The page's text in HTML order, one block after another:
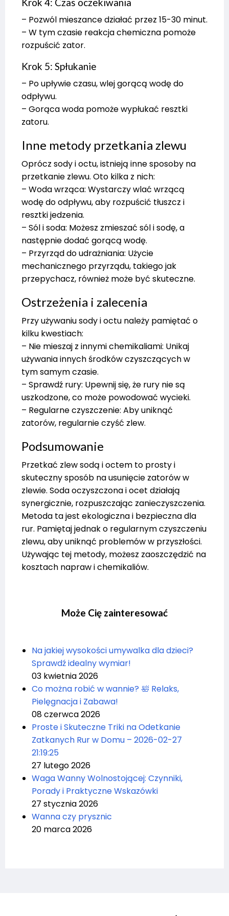
– Pozwól mieszance działać przez 15-30 minut.
– W tym czasie reakcja chemiczna pomoże
rozpuścić zator.
Krok 5: Spłukanie
– Po upływie czasu, wlej gorącą wodę do
odpływu.
– Gorąca woda pomoże wypłukać resztki
zatoru.
Inne metody przetkania zlewu
Oprócz sody i octu, istnieją inne sposoby na
przetkanie zlewu. Oto kilka z nich:
– Woda wrząca: Wystarczy wlać wrzącą
wodę do odpływu, aby rozpuścić tłuszcz i
resztki jedzenia.
– Sól i soda: Możesz zmieszać sól i sodę, a
następnie dodać gorącą wodę.
– Przyrząd do udrażniania: Użycie
mechanicznego przyrządu, takiego jak
przepychacz, również może być skuteczne.
Ostrzeżenia i zalecenia
Przy używaniu sody i octu należy pamiętać o
kilku kwestiach:
– Nie mieszaj z innymi chemikaliami: Unikaj
używania innych środków czyszczących w
tym samym czasie.
– Sprawdź rury: Upewnij się, że rury nie są
uszkodzone, co może powodować wycieki.
– Regularne czyszczenie: Aby uniknąć
zatorów, regularnie czyść zlew.
Podsumowanie
Przetkać zlew sodą i octem to prosty i
skuteczny sposób na usunięcie zatorów w
zlewie. Soda oczyszczona i ocet działają
synergicznie, rozpuszczając zanieczyszczenia.
Metoda ta jest ekologiczna i bezpieczna dla
rur. Pamiętaj jednak o regularnym czyszczeniu
zlewu, aby uniknąć problemów w przyszłości.
Używając tej metody, możesz zaoszczędzić na
kosztach napraw i chemikaliów.
Może Cię zainteresować
Na jakiej wysokości umywalka dla dzieci?
Sprawdź idealny wymiar!
03 kwietnia 2026
Co można robić w wannie? 🛀 Relaks,
Pielęgnacja i Zabawa!
08 czerwca 2026
Proste i Skuteczne Triki na Odetkanie
Zatkanych Rur w Domu – 2026-02-27
21:19:25
27 lutego 2026
Waga Wanny Wolnostojącej: Czynniki,
Porady i Praktyczne Wskazówki
27 stycznia 2026
Wanna czy prysznic
20 marca 2026